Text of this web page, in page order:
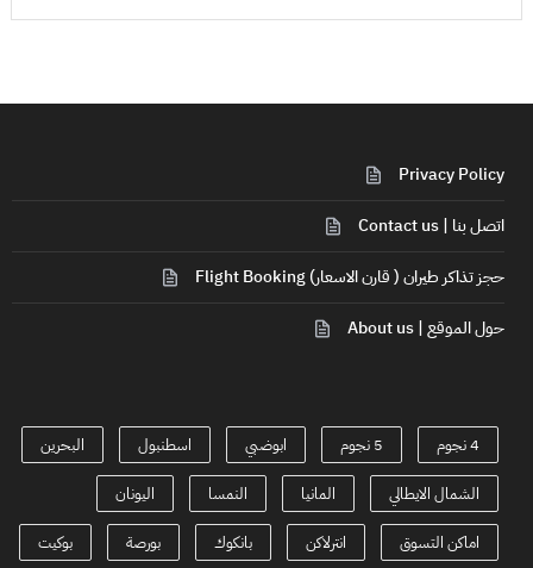
Privacy Policy
اتصل بنا | Contact us
حجز تذاكر طيران ( قارن الاسعار) Flight Booking
حول الموقع | About us
4 نجوم 5 نجوم ابوضبي اسطنبول البحرين
الشمال الايطالي المانيا النمسا اليونان
اماكن التسوق انترلاكن بانكوك بورصة بوكيت